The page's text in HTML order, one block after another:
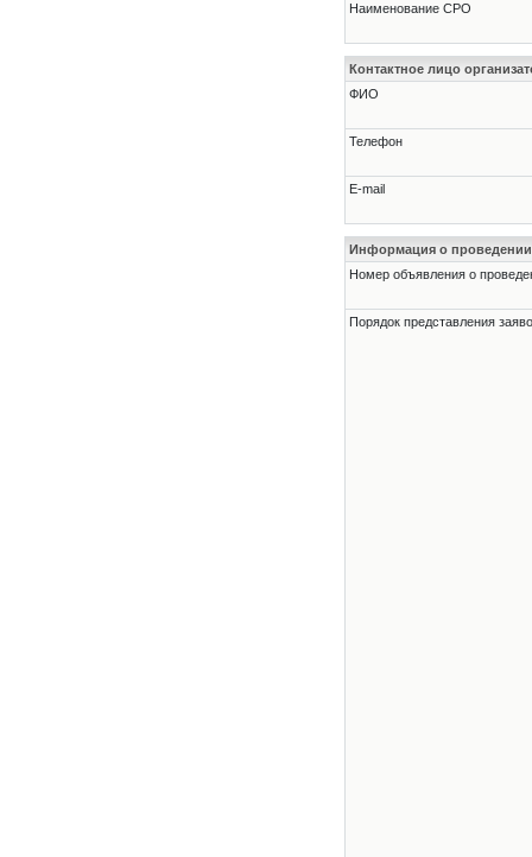
Наименование СРО
Контактное лицо
ФИО
Телефон
E-mail
Информация о проведении
Номер объявления о
Порядок представления